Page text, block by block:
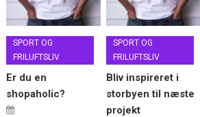
SPORT OG
FRILUFTSLIV
Er du en
shopaholic?
SPORT OG
FRILUFTSLIV
Bliv inspireret i
storbyen til næste
projekt